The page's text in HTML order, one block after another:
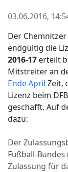
03.06.2016,
Der Chemnitzer
endgültig die
2016-17 erteilt
Mitstreiter an
Ende April Zeit,
Lizenz beim
geschafft. Auf
dazu:
Der
Fußball-Bundes
Zulassung für